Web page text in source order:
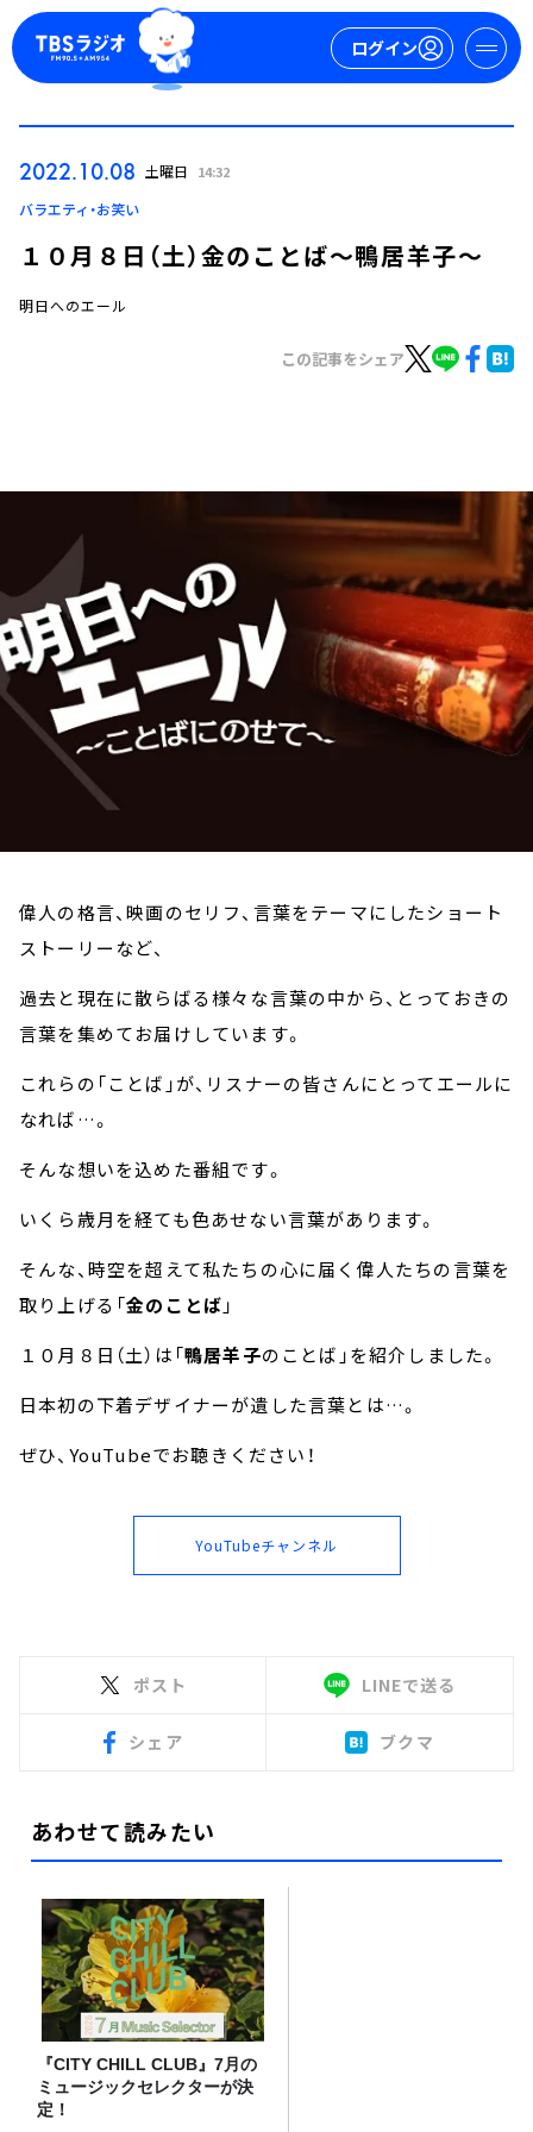
ログイン
ログイン
トピックス
お知らせ
イベント・グッズ
YouTube
会社情報
2022.10.08 土曜日 14:32
バラエティ・お笑い
１０月８日（土）金のことば～鴨居羊子～
明日へのエール
この記事をシェア
偉人の格言、映画のセリフ、言葉をテーマにしたショート
ストーリーなど、
過去と現在に散らばる様々な言葉の中から、とっておきの
言葉を集めてお届けしています。
これらの「ことば」が、リスナーの皆さんにとってエールに
なれば…。
そんな想いを込めた番組です。
いくら歳月を経ても色あせない言葉があります。
そんな、時空を超えて私たちの心に届く偉人たちの言葉を
取り上げる「金のことば 」
１０月８日（土）は「鴨居羊子のことば」を紹介しました。
日本初の下着デザイナーが遺した言葉とは…。
ぜひ、YouTubeでお聴きください！
YouTubeチャンネル
ポスト LINEで送る
シェア ブクマ
あわせて読みたい
『CITY CHILL CLUB』7月の
ミュージックセレクターが決
定！